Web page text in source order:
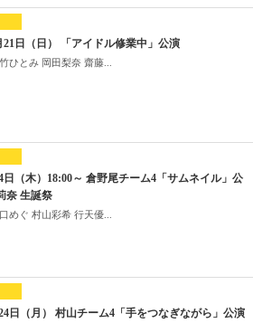
21日（日） 「アイドル修業中」公演
ひとみ 岡田梨奈 齋藤...
日（木）18:00～ 倉野尾チーム4「サムネイル」公
奈 生誕祭
めぐ 村山彩希 行天優...
日（月） 村山チーム4「手をつなぎながら」公演